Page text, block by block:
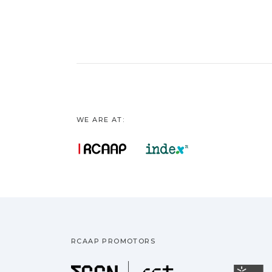
WE ARE AT:
RCAAP PROMOTORS
Fundação